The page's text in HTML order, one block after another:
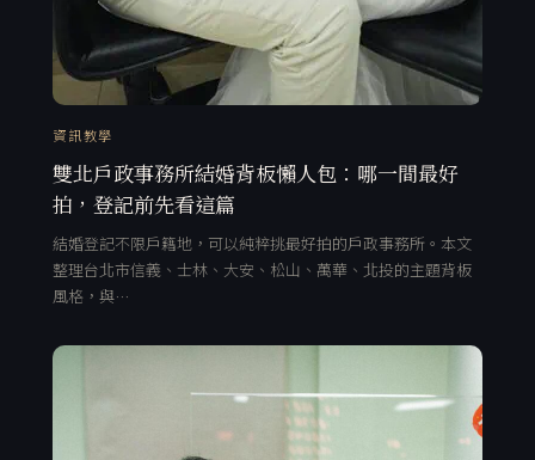
資訊教學
雙北戶政事務所結婚背板懶人包：哪一間最好
拍，登記前先看這篇
結婚登記不限戶籍地，可以純粹挑最好拍的戶政事務所。本文
整理台北市信義、士林、大安、松山、萬華、北投的主題背板
風格，與…